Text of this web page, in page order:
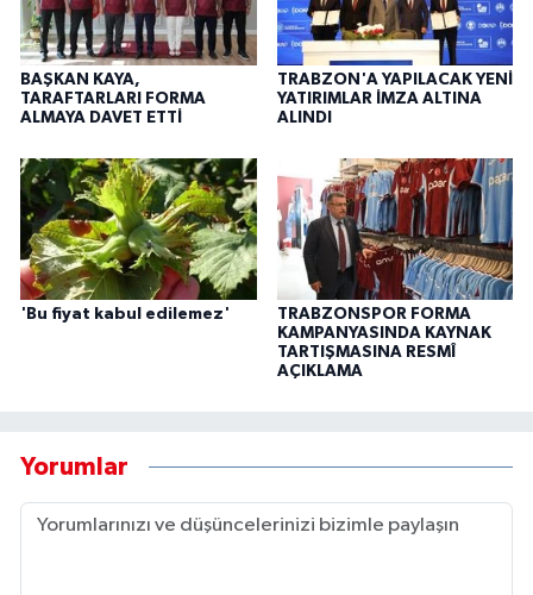
BAŞKAN KAYA,
TARAFTARLARI FORMA
ALMAYA DAVET ETTİ
TRABZON'A YAPILACAK YENİ
YATIRIMLAR İMZA ALTINA
ALINDI
'Bu fiyat kabul edilemez'
TRABZONSPOR FORMA
KAMPANYASINDA KAYNAK
TARTIŞMASINA RESMÎ
AÇIKLAMA
Yorumlar